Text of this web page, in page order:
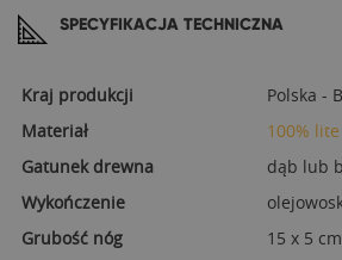
SPECYFIKACJA TECHNICZNA
Kraj produkcji
Polska -
Materiał
100%
Gatunek drewna
dąb lub
Wykończenie
Grubość nóg
15 x 5 cm